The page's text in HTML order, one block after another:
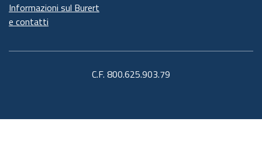
Informazioni sul Burert
e contatti
C.F. 800.625.903.79